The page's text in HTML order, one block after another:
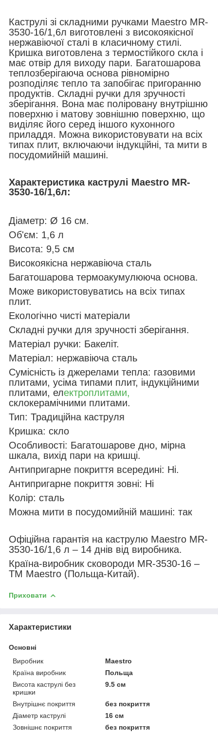
Каструлі зі складними ручками Maestro MR-
3530-16/1,6л виготовлені з високоякісної
нержавіючої сталі в класичному стилі.
Кришка виготовлена з термостійкого скла і
має отвір для виходу пари. Багатошарова
теплозберігаюча основа рівномірно
розподіляє тепло та запобігає пригоранню
продуктів. Складні ручки для зручності
зберігання. Вона має поліровану внутрішню
поверхню і матову зовнішню поверхню, що
виділяє його серед іншого кухонного
приладдя. Можна використовувати на всіх
типах плит, включаючи індукційні, та мити в
посудомийній машині.
Характеристика каструлі Maestro MR-
3530-16/1,6л:
Діаметр: Ø 16 см.
Об'єм: 1,6 л
Висота: 9,5 см
Високоякісна нержавіюча сталь
Багатошарова термоакумулююча основа.
Може використовуватись на всіх типах
плит.
Екологічно чисті матеріали
Складні ручки для зручності зберігання.
Матеріал ручки: Бакеліт.
Матеріал: нержавіюча сталь
Сумісність із джерелами тепла: газовими
плитами, усіма типами плит, індукційними
плитами, електроплитами,
склокерамічними плитами.
Тип: Традиційна каструля
Кришка: скло
Особливості: Багатошарове дно, мірна
шкала, вихід пари на кришці.
Антипригарне покриття всередині: Ні.
Антипригарне покриття зовні: Ні
Колір: сталь
Можна мити в посудомийній машині: так
Офіційна гарантія на каструлю Maestro MR-
3530-16/1,6 л – 14 днів від виробника.
Країна-виробник сковороди MR-3530-16 –
ТМ Maestro (Польща-Китай).
Приховати
Характеристики
Основні
Виробник
Maestro
Країна виробник
Польща
Висота каструлі без
кришки
9.5 см
Внутрішнє покриття
без покриття
Діаметр каструлі
16 см
Зовнішнє покриття
без покриття